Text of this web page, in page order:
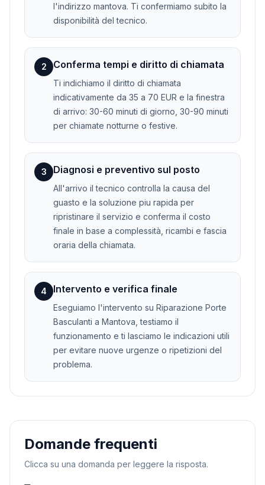
l'indirizzo mantova. Ti confermiamo subito la
disponibilità del tecnico.
2 Conferma tempi e diritto di chiamata
Ti indichiamo il diritto di chiamata
indicativamente da 35 a 70 EUR e la finestra
di arrivo: 30-60 minuti di giorno, 30-90 minuti
per chiamate notturne o festive.
3 Diagnosi e preventivo sul posto
All'arrivo il tecnico controlla la causa del
guasto e la soluzione piu rapida per
ripristinare il servizio e conferma il costo
finale in base a complessità, ricambi e fascia
oraria della chiamata.
4 Intervento e verifica finale
Eseguiamo l'intervento su Riparazione Porte
Basculanti a Mantova, testiamo il
funzionamento e ti lasciamo le indicazioni utili
per evitare nuove urgenze o ripetizioni del
problema.
Domande frequenti
Clicca su una domanda per leggere la risposta.